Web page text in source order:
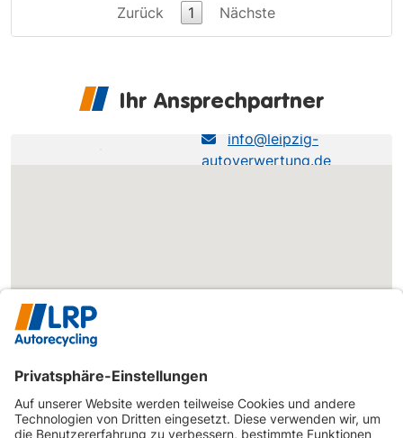
Zurück 1 Nächste
Ihr Ansprechpartner
LRP NL Brahestraße
info@leipzig-
autoverwertung.de